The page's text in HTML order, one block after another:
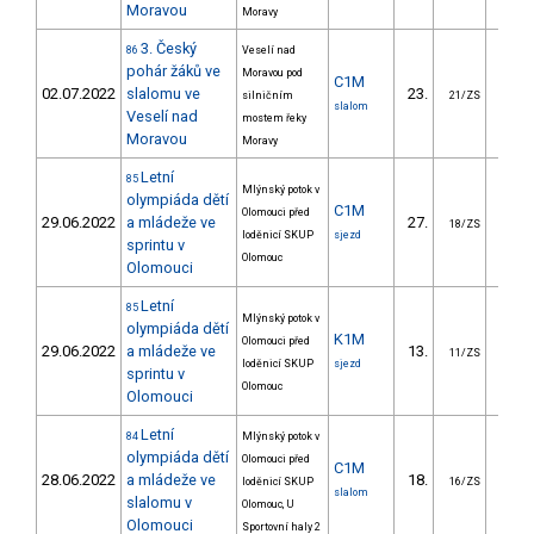
Moravou
Moravy
02.07.2022
86 3. Český
pohár žáků ve
slalomu ve
Veselí nad
Moravou
Veselí nad
Moravou pod
silničním
mostem řeky
Moravy
C1M
slalom
23. 21/ZS
29.06.2022
85 Letní
olympiáda dětí
a mládeže ve
sprintu v
Olomouci
Mlýnský potok v
Olomouci před
loděnicí SKUP
Olomouc
C1M
sjezd
27. 18/ZS
29.06.2022
85 Letní
olympiáda dětí
a mládeže ve
sprintu v
Olomouci
Mlýnský potok v
Olomouci před
loděnicí SKUP
Olomouc
K1M
sjezd
13. 11/ZS
28.06.2022
84 Letní
olympiáda dětí
a mládeže ve
slalomu v
Olomouci
Mlýnský potok v
Olomouci před
loděnicí SKUP
Olomouc, U
Sportovní haly 2
C1M
slalom
18. 16/ZS